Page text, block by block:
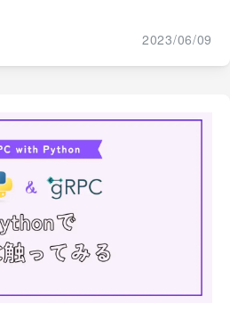
2023/06/09